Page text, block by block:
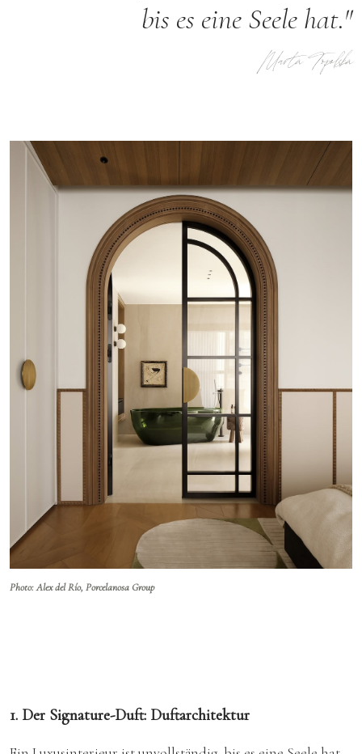
bis es eine Seele hat."
Marta Topolska
Photo: Alex del Río, Porcelanosa Group
1. Der Signature-Duft: Duftarchitektur